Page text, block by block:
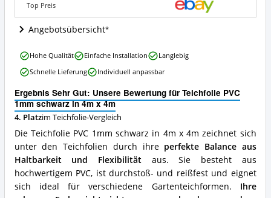
4m
Angebote:
Wo
diese
Teichfolie
erhältlich?
Top Preis
Angebotsübersicht
Ergebnis Sehr Gut: Unsere Bewertung für Teichfolie PVC
1mm schwarz in 4m x 4m
4. Platzim Teichfolie-Vergleich
Die Teichfolie PVC 1mm schwarz in 4m x 4m zeichnet sich
unter den Teichfolien durch ihre perfekte Balance aus
Haltbarkeit und Flexibilität aus. Sie besteht aus
hochwertigem PVC, ist durchstoß- und reißfest und eignet
sich ideal für verschiedene Gartenteichformen. Ihre
Teichfolie
PVC
1mm
in
4m
x
4m
Vorteile:
Was
spricht
für
diese
Teichfolie?
Hohe Qualität Einfache Installation
Langlebig
Schnelle Lieferung
Individuell anpassbar